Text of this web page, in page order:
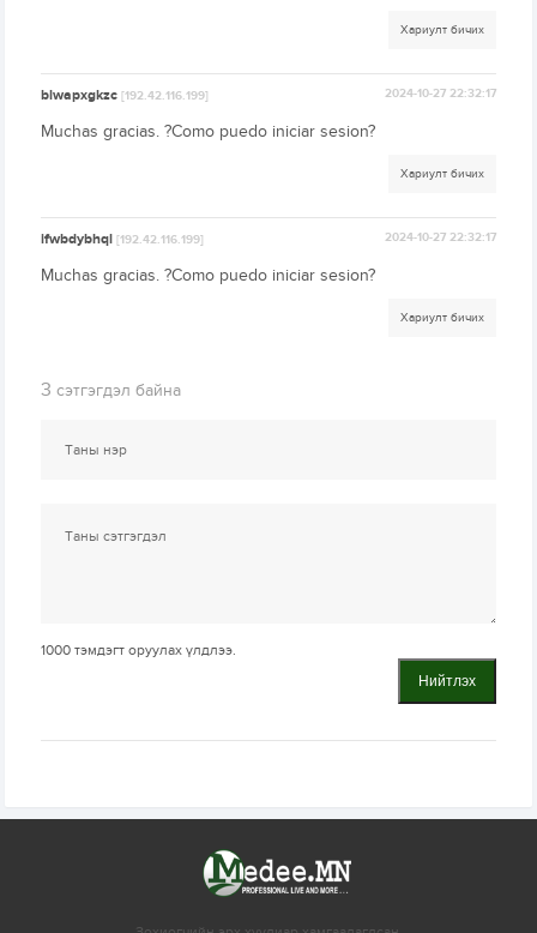
Хариулт бичих
blwapxgkzc[192.42.116.199] 2024-10-27 22:32:17
Muchas gracias. ?Como puedo iniciar sesion?
Хариулт бичих
ifwbdybhql[192.42.116.199] 2024-10-27 22:32:17
Muchas gracias. ?Como puedo iniciar sesion?
Хариулт бичих
3 сэтгэгдэл байна
1000 тэмдэгт оруулах үлдлээ.
Нийтлэх